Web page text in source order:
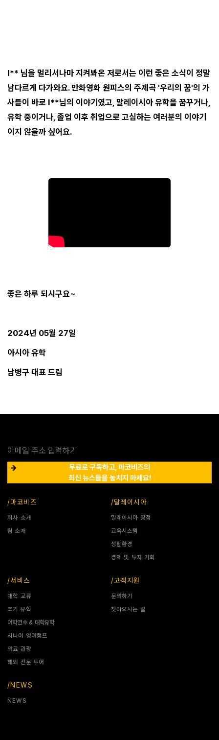
I** 님을 멀리서나마 지켜봐온 저로서는 이런 좋은 소식이 정말
남다르게 다가와요. 만화영화 원피스의 주제곡 '우리의 꿈'의 가
사들이 바로 I**님의 이야기였고, 말레이시아 유학을 꿈꾸거나,
유학 중이거나, 졸업 이후 취업으로 고심하는 여러분의 이야기
이지 않을까 싶어요.
좋은 하루 되시구요~
2024년 05월 27일
아시아 유학
남병구 대표 드림
무료로 구독하고, 마코비즈의
최신 뉴스들을 놓치지 마세요!
/마코비즈
회사 소개
팀 소개
/말레이시아
말레이시아 장점
교육시스템
생활환경
경제 및 투자 기회
/서비스
대학 교류
조기 유학
어학연수 & 대학유학
시니어 영어캠프
의료 관광
해외 전문 투어
/고객지원
문의하기
찾아오시는 길
/NEWS
NEWS